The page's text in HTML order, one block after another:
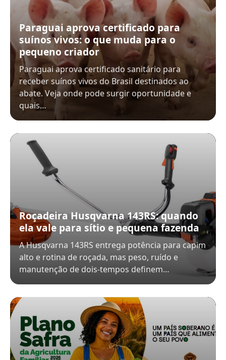
Paraguai aprova certificado para
suínos vivos: o que muda para o
pequeno criador
Paraguai aprova certificado sanitário para
receber suínos vivos do Brasil destinados ao
abate. Veja onde pode surgir oportunidade e
quais…
Roçadeira Husqvarna 143RS: quando
ela vale para sítio e pequena fazenda
A Husqvarna 143RS entrega potência para capim
alto e rotina de roçada, mas peso, ruído e
manutenção de dois-tempos definem…